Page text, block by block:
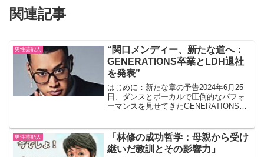
関連記事
男性芸能人
“関口メンディー、新たな道へ：
GENERATIONS卒業とLDH退社
を発表”
はじめに：新たな章の予告2024年6月25
日、ダンスとボーカルで圧倒的なパフォ
ーマンスを見せてきたGENERATIONS
と発表されました。この大きな...
男性芸能人
「林修の成功哲学：母親から受け
継いだ教訓とその影響力」